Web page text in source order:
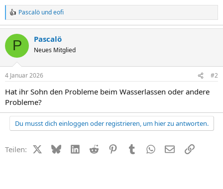
R
e
a
k
i
e
:
Pascalö undeofi
P Pascalö
Neues Mitglied
4 Januar 2026 #2
Hat ihr Sohn den Probleme beim Wasserlassen oder andere
Probleme?
Du musst dich einloggen oder registrieren, um hier zu antworten.
Teilen: X (Twitter)
BlueskyLinkedIn
Reddit PinterestTumblr WhatsApp
E-MailLink